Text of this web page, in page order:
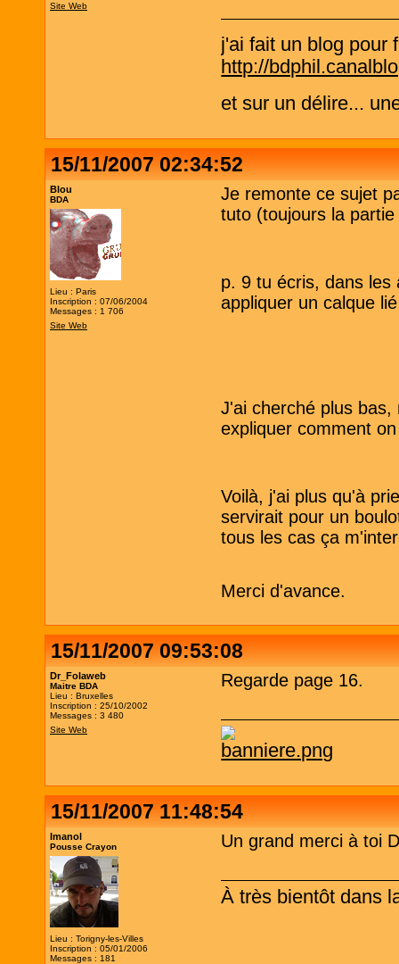
Site Web
j'ai fait un blog pour
http://
et sur un délire...
15/11/2007 02:34:52
Blou
BDA
Lieu : Paris
Inscription : 07/06/2004
Messages : 1 706
Site Web
Je remonte ce sujet
tuto (toujours la
p. 9 tu écris, dans les
appliquer un calque
J'ai cherché plus
expliquer comment
Voilà, j'ai plus qu'à
servirait pour un
tous les cas ça
Merci d'avance.
15/11/2007 09:53:08
Dr_Folaweb
Maitre BDA
Lieu : Bruxelles
Inscription : 25/10/2002
Messages : 3 480
Site Web
Regarde page 16.
15/11/2007 11:48:54
Imanol
Pousse Crayon
Lieu : Torigny-les-Villes
Inscription : 05/01/2006
Messages : 181
Un grand merci à toi
À très bientôt dans